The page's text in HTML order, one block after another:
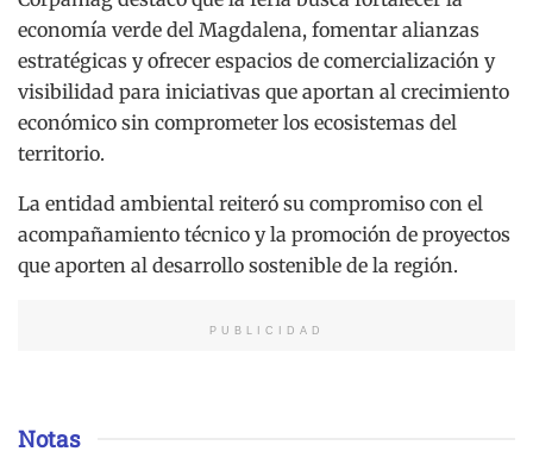
economía verde del Magdalena, fomentar alianzas
estratégicas y ofrecer espacios de comercialización y
visibilidad para iniciativas que aportan al crecimiento
económico sin comprometer los ecosistemas del
territorio.
La entidad ambiental reiteró su compromiso con el
acompañamiento técnico y la promoción de proyectos
que aporten al desarrollo sostenible de la región.
PUBLICIDAD
Notas